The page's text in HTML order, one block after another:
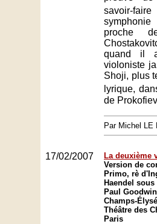
savoir-
proche
quand il
violoniste
Shoji, plus
lyrique,
de
Par Michel LE
17/02/2007
La deuxième
Version de
Primo, rè
Haendel
Paul
Champs-
Théâtre des
Paris